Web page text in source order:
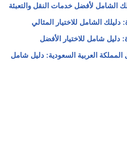
الشامل لأفضل خدمات النقل والتعبئة
الشامل للاختيار المثالي
شامل للاختيار الأفضل
العربية السعودية: دليل شامل